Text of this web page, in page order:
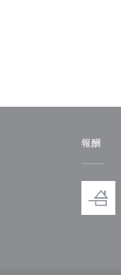
ドウで開きます))
ウィンドウで開きます))
報酬